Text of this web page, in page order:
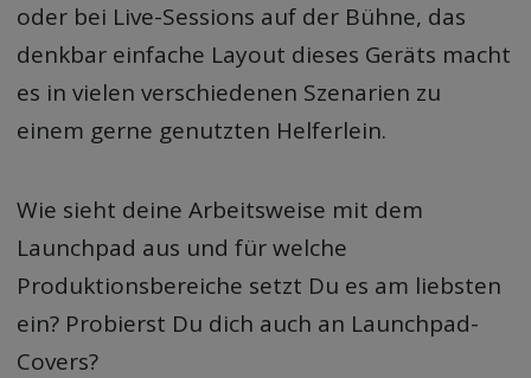
oder bei Live-Sessions auf der Bühne, das
denkbar einfache Layout dieses Geräts macht
es in vielen verschiedenen Szenarien zu
einem gerne genutzten Helferlein.
Wie sieht deine Arbeitsweise mit dem
Launchpad aus und für welche
Produktionsbereiche setzt Du es am liebsten
ein? Probierst Du dich auch an Launchpad-
Covers?